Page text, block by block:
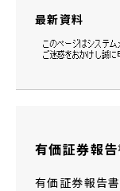
最新資料
有価証券報
有価証券報告